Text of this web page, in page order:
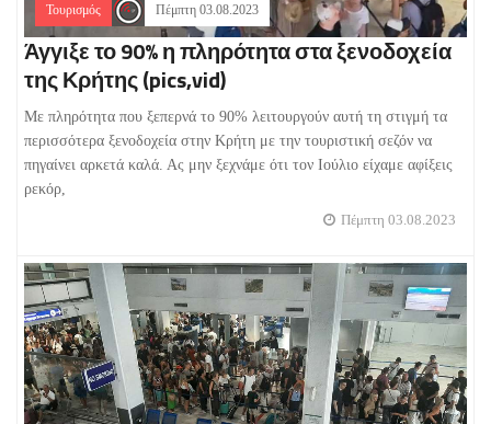
Τουρισμός Πέμπτη 03.08.2023
Άγγιξε το 90% η πληρότητα στα ξενοδοχεία
της Κρήτης (pics,vid)
Με πληρότητα που ξεπερνά το 90% λειτουργούν αυτή τη στιγμή τα
περισσότερα ξενοδοχεία στην Κρήτη με την τουριστική σεζόν να
πηγαίνει αρκετά καλά. Ας μην ξεχνάμε ότι τον Ιούλιο είχαμε αφίξεις
ρεκόρ,
Πέμπτη 03.08.2023